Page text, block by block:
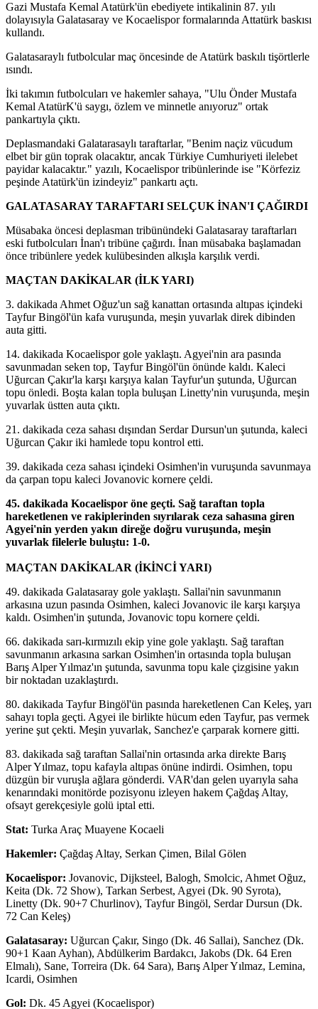
Gazi Mustafa Kemal Atatürk'ün ebediyete intikalinin 87. yılı
dolayısıyla Galatasaray ve Kocaelispor formalarında Attatürk baskısı
kullandı.
Galatasaraylı futbolcular maç öncesinde de Atatürk baskılı tişörtlerle
ısındı.
İki takımın futbolcuları ve hakemler sahaya, "Ulu Önder Mustafa
Kemal AtatürK'ü saygı, özlem ve minnetle anıyoruz" ortak
pankartıyla çıktı.
Deplasmandaki Galatarasaylı taraftarlar, "Benim naçiz vücudum
elbet bir gün toprak olacaktır, ancak Türkiye Cumhuriyeti ilelebet
payidar kalacaktır." yazılı, Kocaelispor tribünlerinde ise "Körfeziz
peşinde Atatürk'ün izindeyiz" pankartı açtı.
GALATASARAY TARAFTARI SELÇUK İNAN'I ÇAĞIRDI
Müsabaka öncesi deplasman tribünündeki Galatasaray taraftarları
eski futbolcuları İnan'ı tribüne çağırdı. İnan müsabaka başlamadan
önce tribünlere yedek kulübesinden alkışla karşılık verdi.
MAÇTAN DAKİKALAR (İLK YARI)
3. dakikada Ahmet Oğuz'un sağ kanattan ortasında altıpas içindeki
Tayfur Bingöl'ün kafa vuruşunda, meşin yuvarlak direk dibinden
auta gitti.
14. dakikada Kocaelispor gole yaklaştı. Agyei'nin ara pasında
savunmadan seken top, Tayfur Bingöl'ün önünde kaldı. Kaleci
Uğurcan Çakır'la karşı karşıya kalan Tayfur'un şutunda, Uğurcan
topu önledi. Boşta kalan topla buluşan Linetty'nin vuruşunda, meşin
yuvarlak üstten auta çıktı.
21. dakikada ceza sahası dışından Serdar Dursun'un şutunda, kaleci
Uğurcan Çakır iki hamlede topu kontrol etti.
39. dakikada ceza sahası içindeki Osimhen'in vuruşunda savunmaya
da çarpan topu kaleci Jovanovic kornere çeldi.
45. dakikada Kocaelispor öne geçti. Sağ taraftan topla
hareketlenen ve rakiplerinden sıyrılarak ceza sahasına giren
Agyei'nin yerden yakın direğe doğru vuruşunda, meşin
yuvarlak filelerle buluştu: 1-0.
MAÇTAN DAKİKALAR (İKİNCİ YARI)
49. dakikada Galatasaray gole yaklaştı. Sallai'nin savunmanın
arkasına uzun pasında Osimhen, kaleci Jovanovic ile karşı karşıya
kaldı. Osimhen'in şutunda, Jovanovic topu kornere çeldi.
66. dakikada sarı-kırmızılı ekip yine gole yaklaştı. Sağ taraftan
savunmanın arkasına sarkan Osimhen'in ortasında topla buluşan
Barış Alper Yılmaz'ın şutunda, savunma topu kale çizgisine yakın
bir noktadan uzaklaştırdı.
80. dakikada Tayfur Bingöl'ün pasında hareketlenen Can Keleş, yarı
sahayı topla geçti. Agyei ile birlikte hücum eden Tayfur, pas vermek
yerine şut çekti. Meşin yuvarlak, Sanchez'e çarparak kornere gitti.
83. dakikada sağ taraftan Sallai'nin ortasında arka direkte Barış
Alper Yılmaz, topu kafayla altıpas önüne indirdi. Osimhen, topu
düzgün bir vuruşla ağlara gönderdi. VAR'dan gelen uyarıyla saha
kenarındaki monitörde pozisyonu izleyen hakem Çağdaş Altay,
ofsayt gerekçesiyle golü iptal etti.
Stat: Turka Araç Muayene Kocaeli
Hakemler: Çağdaş Altay, Serkan Çimen, Bilal Gölen
Kocaelispor: Jovanovic, Dijksteel, Balogh, Smolcic, Ahmet Oğuz,
Keita (Dk. 72 Show), Tarkan Serbest, Agyei (Dk. 90 Syrota),
Linetty (Dk. 90+7 Churlinov), Tayfur Bingöl, Serdar Dursun (Dk.
72 Can Keleş)
Galatasaray: Uğurcan Çakır, Singo (Dk. 46 Sallai), Sanchez (Dk.
90+1 Kaan Ayhan), Abdülkerim Bardakcı, Jakobs (Dk. 64 Eren
Elmalı), Sane, Torreira (Dk. 64 Sara), Barış Alper Yılmaz, Lemina,
Icardi, Osimhen
Gol: Dk. 45 Agyei (Kocaelispor)